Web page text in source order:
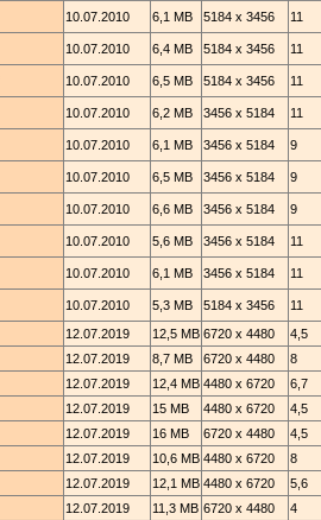
10.07.2010 6,1 MB 5184 x 3456 11
10.07.2010 6,4 MB 5184 x 3456 11
10.07.2010 6,5 MB 5184 x 3456 11
10.07.2010 6,2 MB 3456 x 5184 11
10.07.2010 6,1 MB 3456 x 5184 9
10.07.2010 6,5 MB 3456 x 5184 9
10.07.2010 6,6 MB 3456 x 5184 9
10.07.2010 5,6 MB 3456 x 5184 11
10.07.2010 6,1 MB 3456 x 5184 11
10.07.2010 5,3 MB 5184 x 3456
11
12.07.2019 12,5 MB 6720 x 4480
4,5
12.07.2019 8,7 MB 6720 x 4480
8
12.07.2019 12,4 MB 4480 x 6720
6,7
12.07.2019 15 MB 4480 x 6720
4,5
12.07.2019 16 MB 6720 x 4480
4,5
12.07.2019 10,6 MB 4480 x 6720
8
12.07.2019 12,1 MB 4480 x 6720
5,6
12.07.2019 11,3 MB 6720 x 4480
4